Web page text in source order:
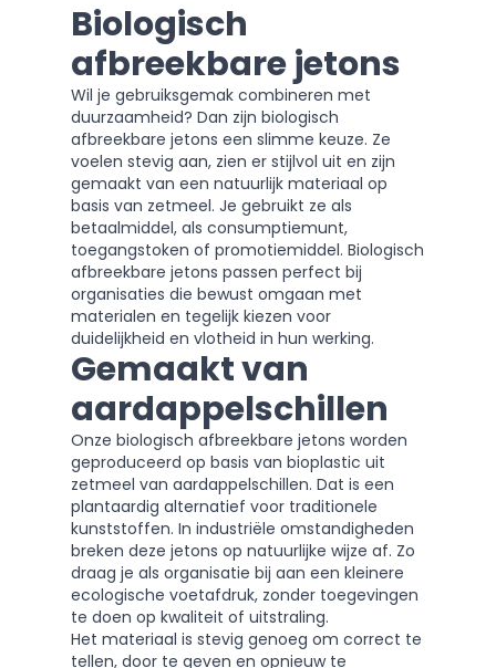
Biologisch
afbreekbare jetons
Wil je gebruiksgemak combineren met
duurzaamheid? Dan zijn biologisch
afbreekbare jetons een slimme keuze. Ze
voelen stevig aan, zien er stijlvol uit en zijn
gemaakt van een natuurlijk materiaal op
basis van zetmeel. Je gebruikt ze als
betaalmiddel, als consumptiemunt,
toegangstoken of promotiemiddel. Biologisch
afbreekbare jetons passen perfect bij
organisaties die bewust omgaan met
materialen en tegelijk kiezen voor
duidelijkheid en vlotheid in hun werking.
Gemaakt van
aardappelschillen
Onze biologisch afbreekbare jetons worden
geproduceerd op basis van bioplastic uit
zetmeel van aardappelschillen. Dat is een
plantaardig alternatief voor traditionele
kunststoffen. In industriële omstandigheden
breken deze jetons op natuurlijke wijze af. Zo
draag je als organisatie bij aan een kleinere
ecologische voetafdruk, zonder toegevingen
te doen op kwaliteit of uitstraling.
Het materiaal is stevig genoeg om correct te
tellen, door te geven en opnieuw te